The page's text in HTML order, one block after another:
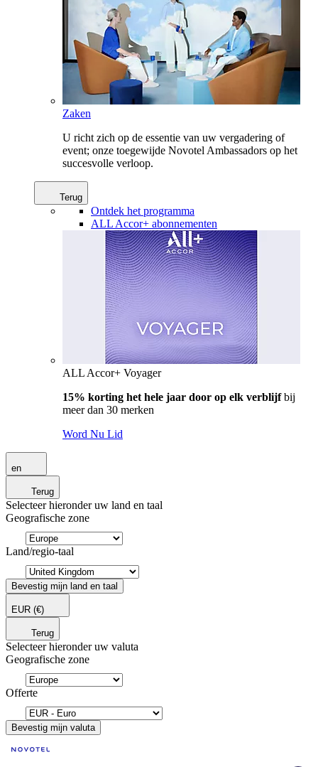
Zaken
U richt zich op de essentie van uw vergadering of
event; onze toegewijde Novotel Ambassadors op het
succesvolle verloop.
Terug
Ontdek het programma
ALL Accor+ abonnementen
ALL Accor+ Voyager
15% korting het hele jaar door op elk verblijfbij
meer dan 30 merken
Word Nu Lid
en
Terug
Selecteer hieronder uw land en taal
Geografische zone
Land/regio-taal
Bevestig mijn land en taal
EUR (€)
Terug
Selecteer hieronder uw valuta
Geografische zone
Offerte
Bevestig mijn valuta